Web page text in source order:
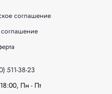
соглашение
соглашение
511-38-23
Пн - Пт